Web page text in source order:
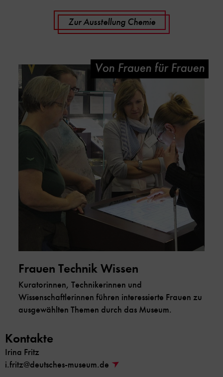
Zur Ausstellung Chemie
Frauen Technik Wissen
Kuratorinnen, Technikerinnen und
Wissenschaftlerinnen führen interessierte Frauen zu
ausgewählten Themen durch das Museum.
Von Frauen für Frauen
Kontakte
Irina Fritz
i.fritz@deutsches-museum.de